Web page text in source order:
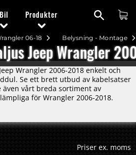
Bil Produkter
Belysning - Montage
06-18
Jeep Wrangler
Wrangler 2006-2018 enkelt och
Se ett brett utbud av kabelsatser
även vårt breda sortiment av
för Wrangler 2006-2018.
Priser ex. moms